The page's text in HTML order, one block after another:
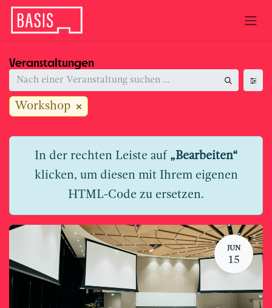
Zum Inhalt springen
Veranstaltungen
Workshop
In der rechten Leiste auf „Bearbeiten“
klicken, um diesen mit Ihrem eigenen
HTML-Code zu ersetzen.
JUN
15